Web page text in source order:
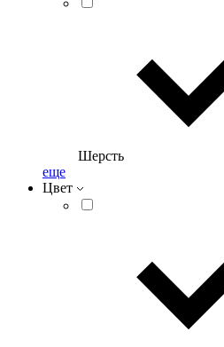
Шерсть
еще
Цвет